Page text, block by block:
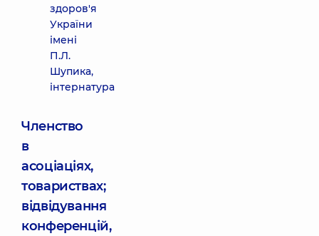
здоров'я
України
імені
П.Л.
Шупика,
інтернатура
Членство
в
асоціаціях,
товариствах;
відвідування
конференцій,